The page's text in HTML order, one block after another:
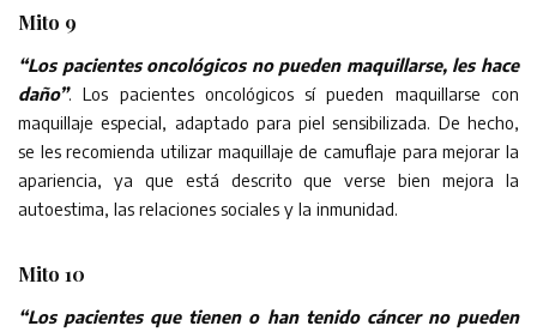
Mito 9
“Los pacientes oncológicos no pueden maquillarse, les hace
daño”. Los pacientes oncológicos sí pueden maquillarse con
maquillaje especial, adaptado para piel sensibilizada. De hecho,
se les recomienda utilizar maquillaje de camuflaje para mejorar la
apariencia, ya que está descrito que verse bien mejora la
autoestima, las relaciones sociales y la inmunidad.
Mito 10
“Los pacientes que tienen o han tenido cáncer no pueden